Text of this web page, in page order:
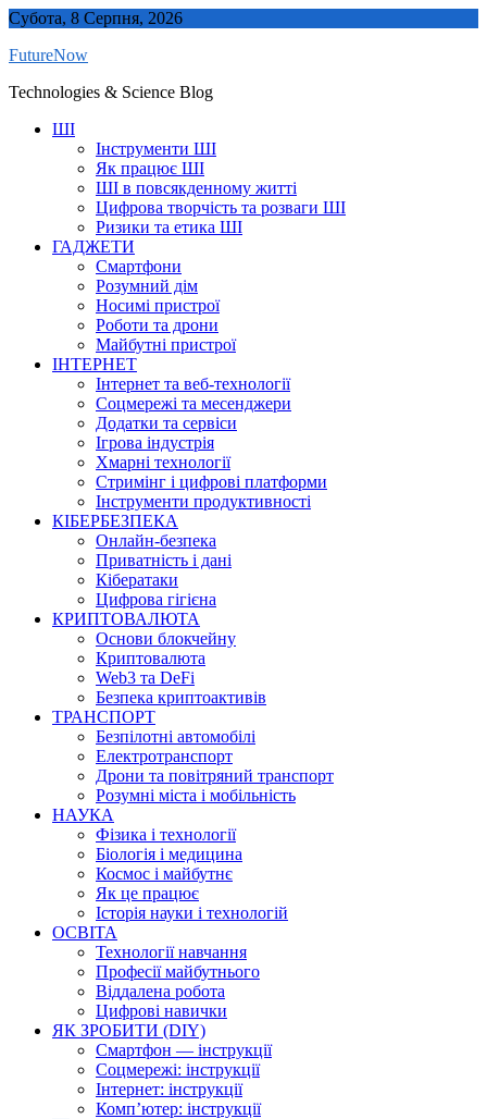
Skip
content
Субота, 8 Серпня, 2026
FutureNow
Technologies & Science Blog
ШІ
Інструменти ШІ
Як працює ШІ
ШІ в повсякденному житті
Цифрова творчість та розваги ШІ
Ризики та етика ШІ
ГАДЖЕТИ
Смартфони
Розумний дім
Носимі пристрої
Роботи та дрони
Майбутні пристрої
ІНТЕРНЕТ
Інтернет та веб-технології
Соцмережі та месенджери
Додатки та сервіси
Ігрова індустрія
Хмарні технології
Стримінг і цифрові платформи
Інструменти продуктивності
КІБЕРБЕЗПЕКА
Онлайн-безпека
Приватність і дані
Кібератаки
Цифрова гігієна
КРИПТОВАЛЮТА
Основи блокчейну
Криптовалюта
Web3 та DeFi
Безпека криптоактивів
ТРАНСПОРТ
Безпілотні автомобілі
Електротранспорт
Дрони та повітряний транспорт
Розумні міста і мобільність
НАУКА
Фізика і технології
Біологія і медицина
Космос і майбутнє
Як це працює
Історія науки і технологій
ОСВІТА
Технології навчання
Професії майбутнього
Віддалена робота
Цифрові навички
ЯК ЗРОБИТИ (DIY)
Смартфон — інструкції
Соцмережі: інструкції
Інтернет: інструкції
Комп’ютер: інструкції